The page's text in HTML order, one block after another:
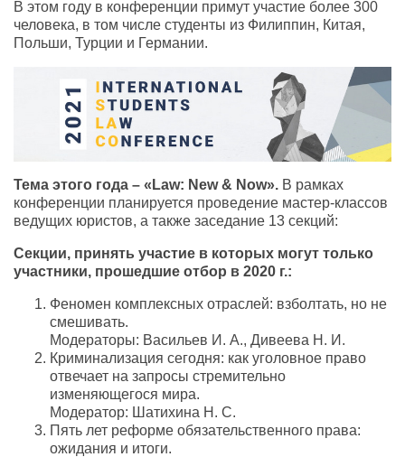
В этом году в конференции примут участие более 300
человека, в том числе студенты из Филиппин, Китая,
Польши, Турции и Германии.
Тема этого года – «Law: New & Now». В рамках
конференции планируется проведение мастер-классов
ведущих юристов, а также заседание 13 секций:
Секции, принять участие в которых могут только
участники, прошедшие отбор в 2020 г.:
Феномен комплексных отраслей: взболтать, но не
смешивать.
Модераторы: Васильев И. А., Дивеева Н. И.
Криминализация сегодня: как уголовное право
отвечает на запросы стремительно
изменяющегося мира.
Модератор: Шатихина Н. С.
Пять лет реформе обязательственного права:
ожидания и итоги.